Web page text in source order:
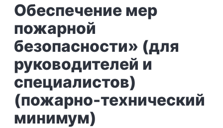
Обеспечение мер
пожарной
безопасности» (для
руководителей и
специалистов)
(пожарно-технический
минимум)